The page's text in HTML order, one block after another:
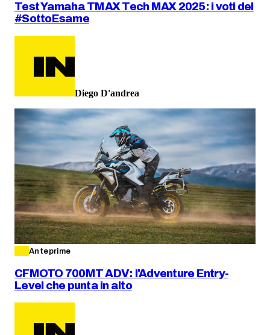
Test Yamaha TMAX Tech MAX 2025: i voti del
#SottoEsame
Diego D'andrea
Anteprime
CFMOTO 700MT ADV: l'Adventure Entry-
Level che punta in alto